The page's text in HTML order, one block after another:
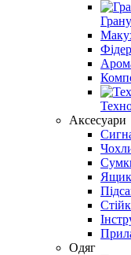
Аксесуари
Одяг